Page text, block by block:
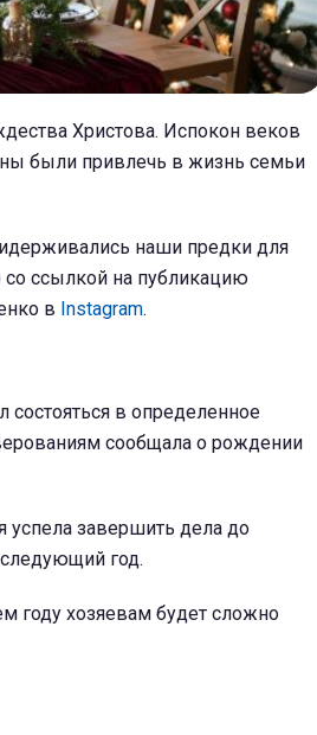
Христова. Испокон веков
были привлечь в жизнь семьи
наши предки для
со ссылкой на публикацию
в Instagram.
в определенное
сообщала о рождении
завершить дела до
год.
году хозяевам будет сложно